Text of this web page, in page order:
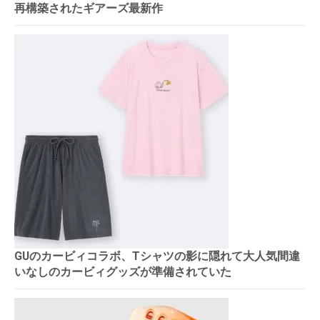
再構築されたギアーズ最新作
GUのカービィコラボ、Tシャツの影に隠れて大人気間違
いなしのカービィグッズが準備されていた